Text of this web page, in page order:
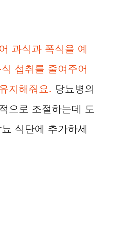
과식과 폭식을 예
섭취를 줄여주어
지해줘요. 당뇨병의
으로 조절하는데 도
식단에 추가하세